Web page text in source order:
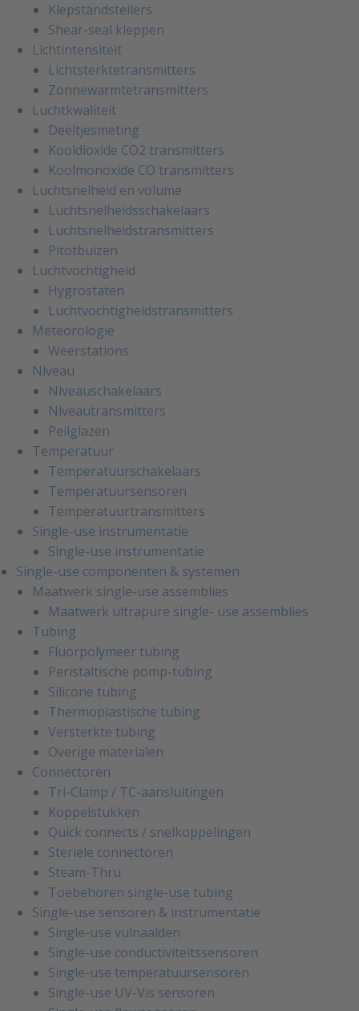
Klepstandstellers
Shear-seal kleppen
Lichtintensiteit
Lichtsterktetransmitters
Zonnewarmtetransmitters
Luchtkwaliteit
Deeltjesmeting
Kooldioxide CO2 transmitters
Koolmonoxide CO transmitters
Luchtsnelheid en volume
Luchtsnelheidsschakelaars
Luchtsnelheidstransmitters
Pitotbuizen
Luchtvochtigheid
Hygrostaten
Luchtvochtigheidstransmitters
Meteorologie
Weerstations
Niveau
Niveauschakelaars
Niveautransmitters
Peilglazen
Temperatuur
Temperatuurschakelaars
Temperatuursensoren
Temperatuurtransmitters
Single-use instrumentatie
Single-use instrumentatie
Single-use componenten & systemen
Maatwerk single-use assemblies
Maatwerk ultrapure single- use assemblies
Tubing
Fluorpolymeer tubing
Peristaltische pomp-tubing
Silicone tubing
Thermoplastische tubing
Versterkte tubing
Overige materialen
Connectoren
Tri-Clamp / TC-aansluitingen
Koppelstukken
Quick connects / snelkoppelingen
Steriele connectoren
Steam-Thru
Toebehoren single-use tubing
Single-use sensoren & instrumentatie
Single-use vulnaalden
Single-use conductiviteitssensoren
Single-use temperatuursensoren
Single-use UV-Vis sensoren